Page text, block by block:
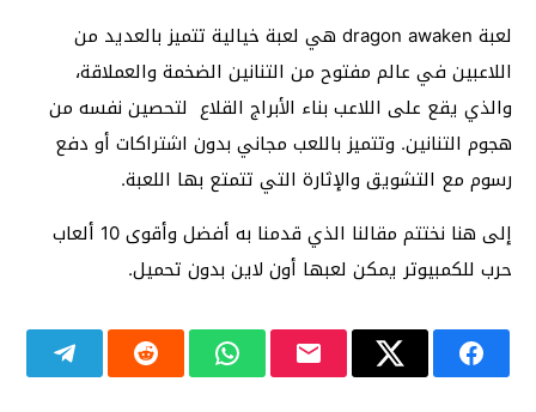
لعبة dragon awaken هي لعبة خيالية تتميز بالعديد من
اللاعبين في عالم مفتوح من التنانين الضخمة والعملاقة،
والذي يقع على اللاعب بناء الأبراج القلاع لتحصين نفسه من
هجوم التنانين. وتتميز باللعب مجاني بدون اشتراكات أو دفع
رسوم مع التشويق والإثارة التي تتمتع بها اللعبة.
إلى هنا نختتم مقالنا الذي قدمنا به أفضل وأقوى 10 ألعاب
حرب للكمبيوتر يمكن لعبها أون لاين بدون تحميل.